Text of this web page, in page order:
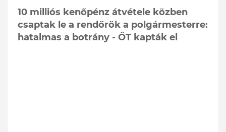
10 milliós kenőpénz átvétele közben
csaptak le a rendőrök a polgármesterre:
hatalmas a botrány - ŐT kapták el